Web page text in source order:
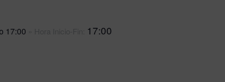
17:00 17:00